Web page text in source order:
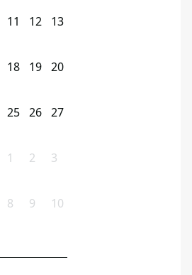
11 12 13
18 19 20
25 26 27
1 2 3
8 9 10